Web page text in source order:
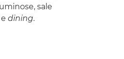
sale
dining.